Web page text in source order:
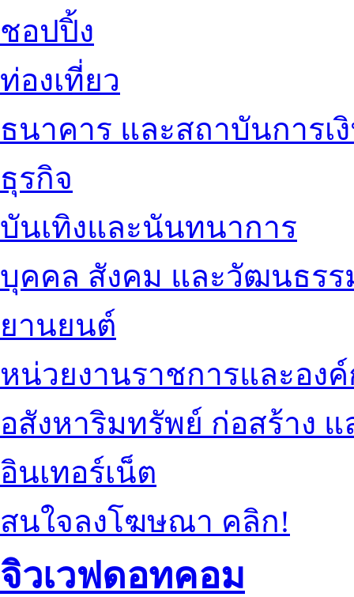
ชอปปิ้ง
ท่องเที่ยว
ธนาคาร และสถาบันการเ
ธุรกิจ
บันเทิงและนันทนาการ
บุคคล สังคม และวัฒนธรร
ยานยนต์
หน่วยงานราชการและอง
อสังหาริมทรัพย์ ก่อสร้าง
อินเทอร์เน็ต
สนใจลงโฆษณา คลิก!
จิวเวฟดอทคอม